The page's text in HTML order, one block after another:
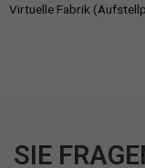
Virtuelle Fabrik
SIE